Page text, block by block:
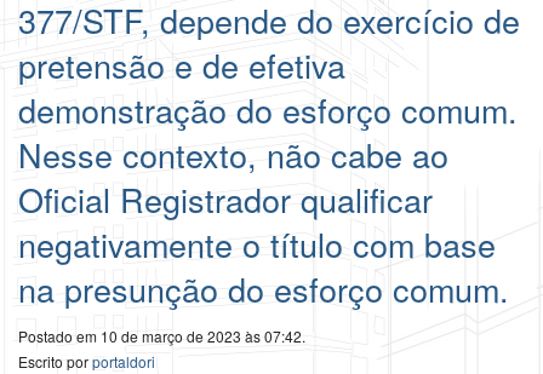
377/STF, depende do exercício de
pretensão e de efetiva
demonstração do esforço comum.
Nesse contexto, não cabe ao
Oficial Registrador qualificar
negativamente o título com base
na presunção do esforço comum.
Postado em 10 de março de 2023 às 07:42.
Escrito porportaldori